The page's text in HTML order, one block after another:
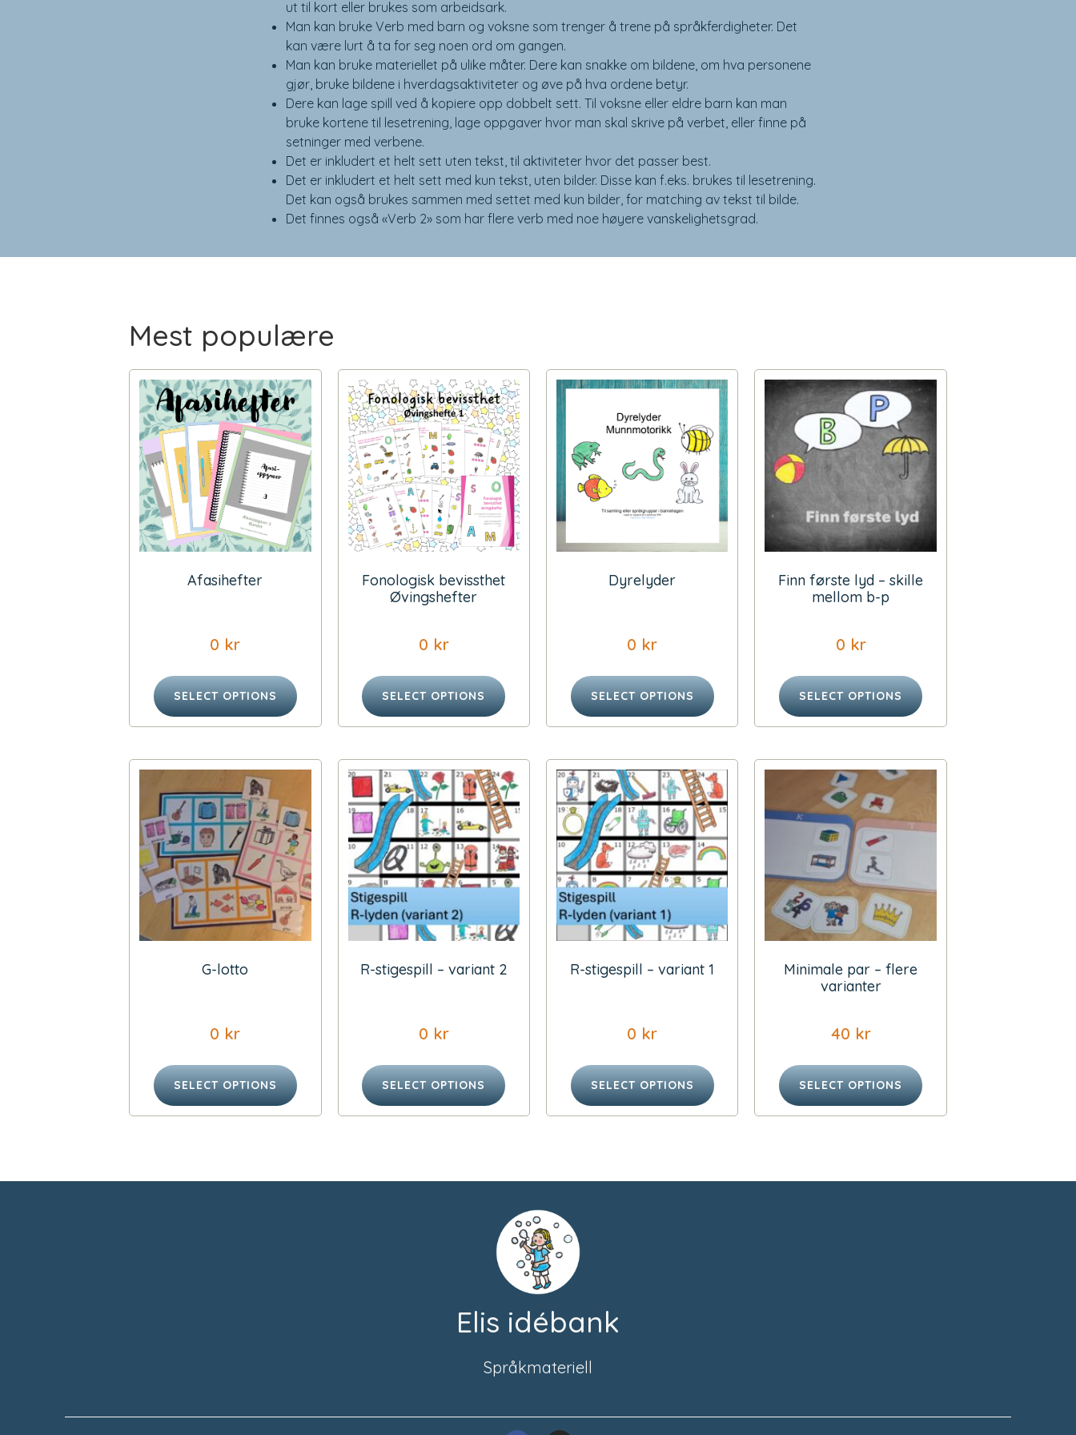
ut til kort eller brukes som arbeidsark.
Man kan bruke Verb med barn og voksne som trenger å trene på språkferdigheter. Det
kan være lurt å ta for seg noen ord om gangen.
Man kan bruke materiellet på ulike måter. Dere kan snakke om bildene, om hva personene
gjør, bruke bildene i hverdagsaktiviteter og øve på hva ordene betyr.
Dere kan lage spill ved å kopiere opp dobbelt sett. Til voksne eller eldre barn kan man
bruke kortene til lesetrening, lage oppgaver hvor man skal skrive på verbet, eller finne på
setninger med verbene.
Det er inkludert et helt sett uten tekst, til aktiviteter hvor det passer best.
Det er inkludert et helt sett med kun tekst, uten bilder. Disse kan f.eks. brukes til lesetrening.
Det kan også brukes sammen med settet med kun bilder, for matching av tekst til bilde.
Det finnes også «Verb 2» som har flere verb med noe høyere vanskelighetsgrad.
Mest populære
Afasihefter
0 kr
SELECT OPTIONS
Fonologisk bevissthet
Øvingshefter
0 kr
SELECT OPTIONS
Dyrelyder
0 kr
SELECT OPTIONS
Finn første lyd – skille
mellom b-p
0 kr
SELECT OPTIONS
G-lotto
0 kr
SELECT OPTIONS
R-stigespill – variant 2
0 kr
SELECT OPTIONS
R-stigespill – variant 1
0 kr
SELECT OPTIONS
Minimale par – flere
varianter
40 kr
SELECT OPTIONS
Elis idébank
Språkmateriell